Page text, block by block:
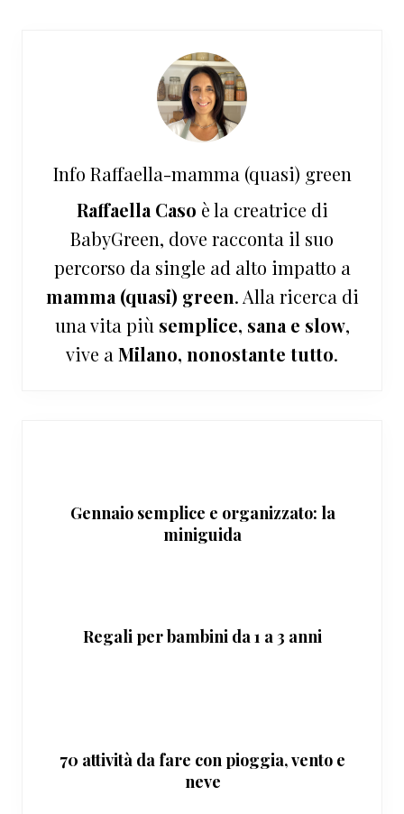
Info Raffaella-mamma (quasi) green
Raffaella Caso è la creatrice di
BabyGreen, dove racconta il suo
percorso da single ad alto impatto a
mamma (quasi) green. Alla ricerca di
una vita più semplice, sana e slow,
vive a Milano, nonostante tutto.
Gennaio semplice e organizzato: la
miniguida
Regali per bambini da 1 a 3 anni
70 attività da fare con pioggia, vento e
neve